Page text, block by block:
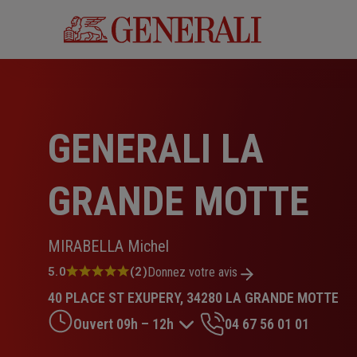
GENERALI LA
GRANDE MOTTE
MIRABELLA Michel
Note
5.0
sur
5
5.0 (2)Donnez votre avis
40 PLACE ST EXUPERY, 34280 LA GRANDE MOTTE
Ouvert 09h – 12h
04 67 56 01 01